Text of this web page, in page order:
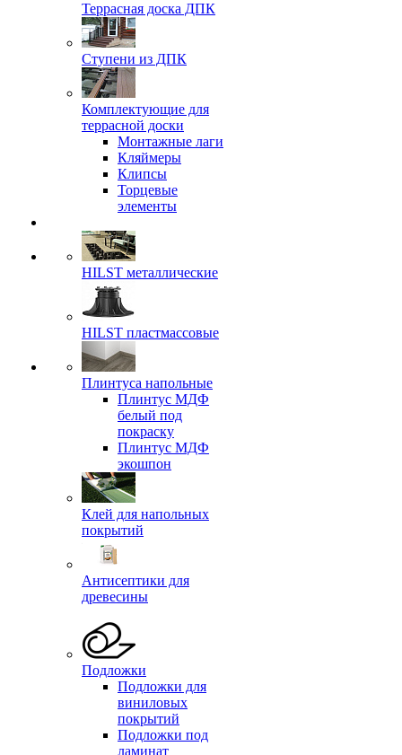
Террасная доска ДПК
Ступени из ДПК
Комплектующие для
террасной доски
Монтажные лаги
Кляймеры
Клипсы
Торцевые
элементы
HILST металлические
HILST пластмассовые
Плинтуса напольные
Плинтус МДФ
белый под
покраску
Плинтус МДФ
экошпон
Клей для напольных
покрытий
Антисептики для
древесины
Подложки
Подложки для
виниловых
покрытий
Подложки под
ламинат